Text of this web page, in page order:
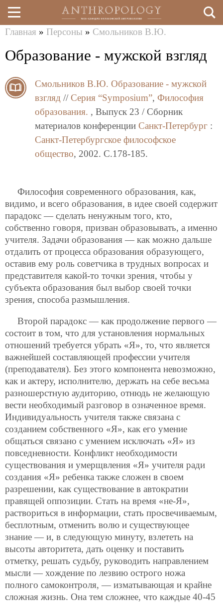
Перейти
к
здесь
Главная » Персоны » Смольников В.Ю.
Образование - мужской взгляд
Смольников В.Ю. Образование - мужской
взгляд // Серия “Symposium”, Философия
образования. , Выпуск 23 / Сборник
материалов конференции Санкт-Петербург :
Санкт-Петербургское философское
общество, 2002. C.178-185.
Философия современного образования, как,
видимо, и всего образования, в идее своей содержит
парадокс — сделать ненужным того, кто,
собственно говоря, призван образовывать, а именно
учителя. Задачи образования — как можно дальше
отдалить от процесса образования образующего,
оставив ему роль советчика в трудных вопросах и
представителя какой-то точки зрения, чтобы у
субъекта образования был выбор своей точки
зрения, способа размышления.
Второй парадокс — как продолжение первого —
состоит в том, что для установления нормальных
отношений требуется убрать «Я», то, что является
важнейшей составляющей профессии учителя
(преподавателя). Без этого компонента невозможно,
как и актеру, исполнителю, держать на себе весьма
разношерстную аудиторию, отнюдь не желающую
вести необходимый разговор в означенное время.
Индивидуальность учителя также связана с
созданием собственного «Я», как его умение
общаться связано с умением исключать «Я» из
повседневности. Конфликт необходимости
существования и умерщвления «Я» учителя ради
создания «Я» ребенка также сложен в своем
разрешении, как существование в автократии
правящей оппозиции. Стать на время «не-Я»,
раствориться в информации, стать просвечиваемым,
бесплотным, отменить волю и существующее
знание — и, в следующую минуту, взлететь на
высоты авторитета, дать оценку и поставить
отметку, решать судьбу, руководить направлением
мысли — хождение по лезвию острого ножа
полного самоконтроля, — изматывающая и крайне
сложная жизнь. Она тем сложнее, что каждые 40-45